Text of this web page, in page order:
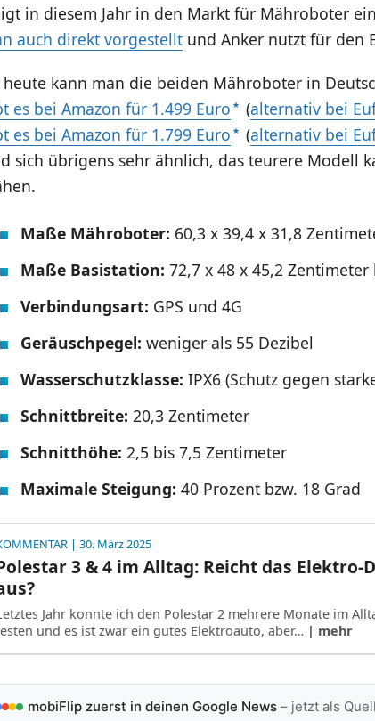
in diesem Jahr in den Markt für Mähroboter
auch direkt vorgestelltund Anker nutzt für den
heute kann man die beiden Mähroboter in
es bei Amazon für 1.499 Euro
(alternativ bei
es bei Amazon für 1.799 Euro
(alternativ bei
sich übrigens sehr ähnlich, das teurere Modell
Maße Mähroboter: 60,3 x 39,4 x 31,8
Maße Basistation: 72,7 x 48 x 45,2
Verbindungsart: GPS und 4G
Geräuschpegel: weniger als 55 Dezibel
Wasserschutzklasse: IPX6 (Schutz gegen
Schnittbreite: 20,3 Zentimeter
Schnitthöhe: 2,5 bis 7,5 Zentimeter
Maximale Steigung: 40 Prozent bzw. 18 Grad
| 30. März 2025
3 & 4 im Alltag: Reicht das Elektro-
Jahr konnte ich den Polestar 2 mehrere Monate im
und es ist zwar ein gutes Elektroauto, aber… | mehr
mobiFlip zuerst in deinen Google News– jetzt als